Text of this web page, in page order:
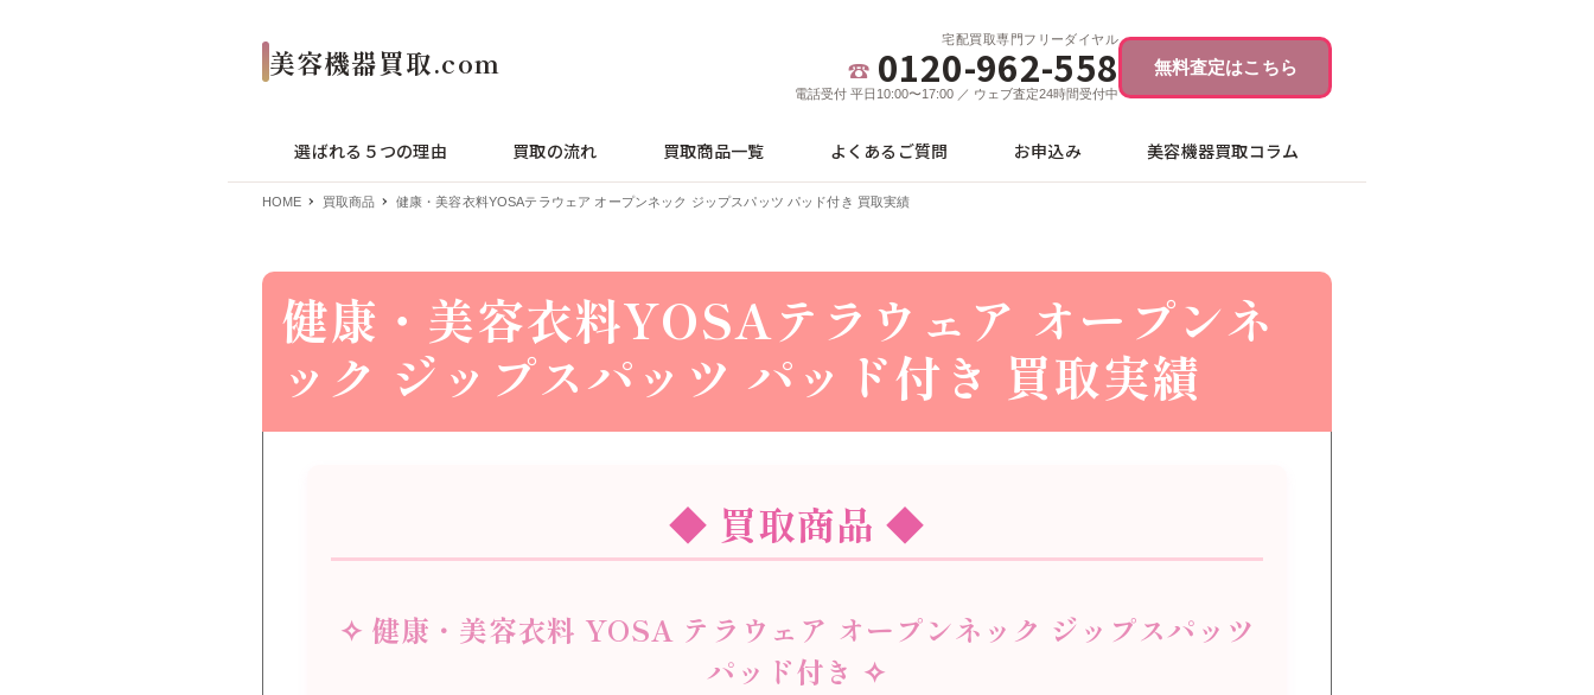
宅配買取専門フリーダイヤル
0120-962-558
電話受付 平日10:00〜17:00 ／ ウェブ査定24時間受付中
無料査定はこちら
選ばれる５つの理由 買取の流れ 買取商品一覧 よくあるご質問 お申込み 美容機器買取コラム
HOME 買取商品 健康・美容衣料YOSAテラウェア オープンネック ジップスパッツ パッド付き 買取実績
健康・美容衣料YOSAテラウェア オープンネ
ック ジップスパッツ パッド付き 買取実績
◆ 買取商品 ◆
✧ 健康・美容衣料 YOSA テラウェア オープンネック ジップスパッツ
パッド付き ✧